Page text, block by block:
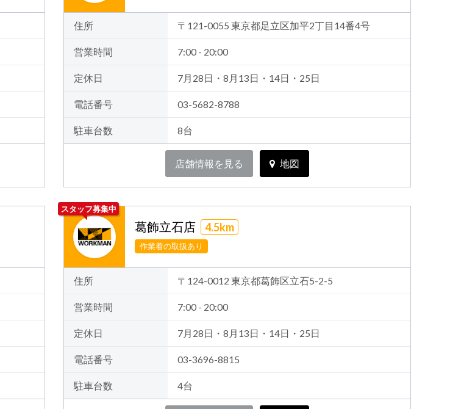
住所 〒121-0055 東京都足立区加平2丁目14番4号
営業時間 7:00 - 20:00
定休日 7月28日・8月13日・14日・25日
電話番号 03-5682-8788
駐車台数 8台
店舗情報を見る 地図
スタッフ募集中
葛飾立石店 4.5km
作業着の取扱あり
住所 〒124-0012 東京都葛飾区立石5-2-5
営業時間 7:00 - 20:00
定休日 7月28日・8月13日・14日・25日
電話番号 03-3696-8815
駐車台数 4台